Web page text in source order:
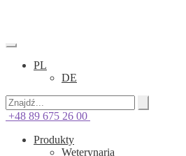
PL
DE
+48 89 675 26 00
Produkty
Weterynaria